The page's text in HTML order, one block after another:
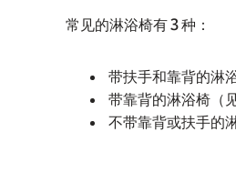
常见的淋浴椅有 3 种：
带扶手和靠背的淋
带靠背的淋浴椅（
不带靠背或扶手的